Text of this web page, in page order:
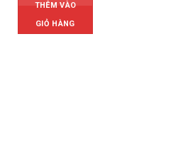
THÊM VÀO
GIỎ HÀNG